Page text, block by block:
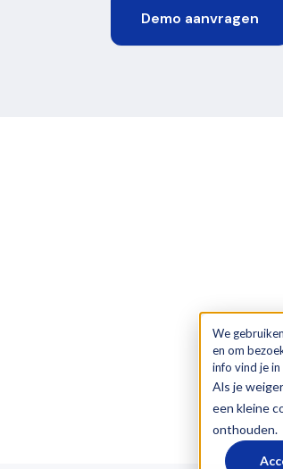
We
en om
info vind je
Als je
een kleine
onthouden.
Demo aanvragen